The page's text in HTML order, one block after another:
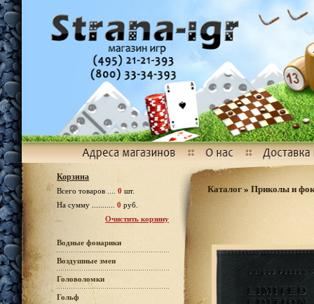
Корзина
Всего товаров .... 0 шт.
На сумму ........... 0 руб.
Очистить корзину
Водные фонарики
Воздушные змеи
Головоломки
Гольф
Каталог»Приколы и